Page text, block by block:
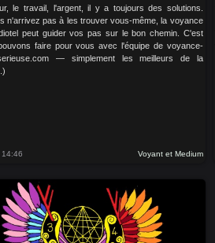
le travail, l'argent, il y a toujours des solutions.
n'arrivez pas à les trouver vous-même, la voyance
peut guider vos pas sur le bon chemin. C'est
faire pour vous avec l'équipe de voyance-
serieuse.com — simplement les meilleurs de la
Voyant et Medium